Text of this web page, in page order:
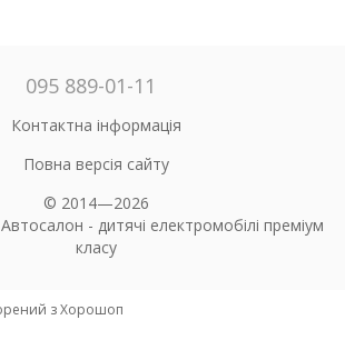
095 889-01-11
Контактна інформація
Повна версія сайту
© 2014—2026
- дитячі електромобілі преміум
класу
з Хорошоп